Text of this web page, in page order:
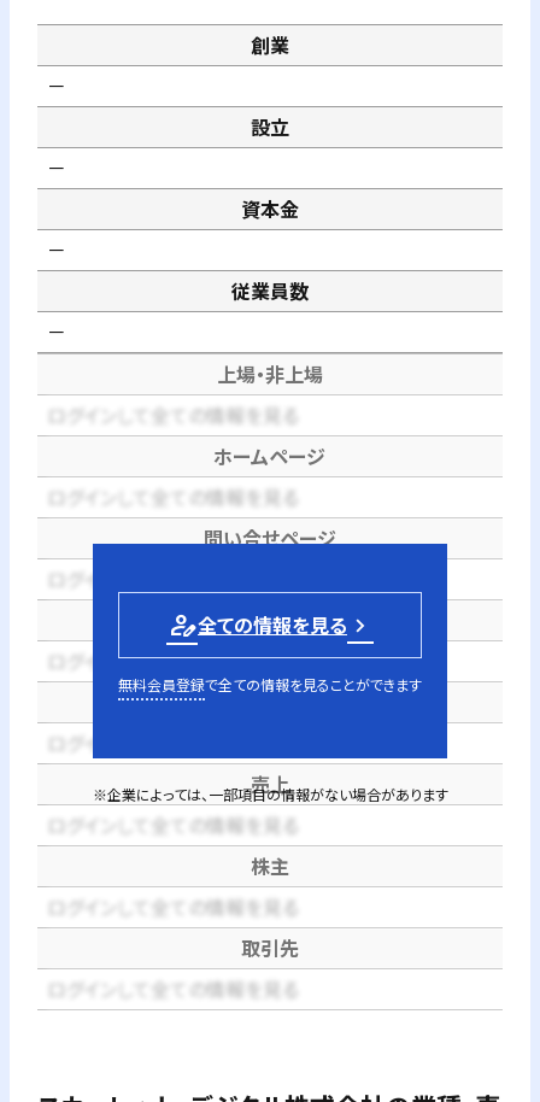
創業
－
設立
－
資本金
－
従業員数
－
上場・非上場
ログインして全ての情報を見る
ホームページ
ログインして全ての情報を見る
問い合せページ
ログインして全ての情報を見る
電話番号
ログインして全ての情報を見る
代表者
ログインして全ての情報を見る
売上
ログインして全ての情報を見る
株主
ログインして全ての情報を見る
取引先
ログインして全ての情報を見る
person_edit全ての情報を見る
無料会員登録で全ての情報を見ることができます
※企業によっては、一部項目の情報がない場合があります